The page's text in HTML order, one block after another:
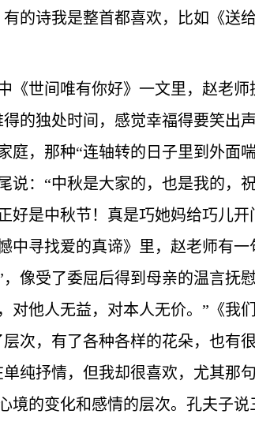
的诗我是整首都喜欢，比如《送
《世间唯有你好》一文里，赵老
的独处时间，感觉幸福得要笑出
，那种“连轴转的日子里到外面
说：“中秋是大家的，也是我的，
好是中秋节！真是巧她妈给巧儿
中寻找爱的真谛》里，赵老师有
像受了委屈后得到母亲的温言抚
对他人无益，对本人无价。”《我
次，有了各种各样的花朵，也有
纯抒情，但我却很喜欢，尤其那
境的变化和感情的层次。孔夫子